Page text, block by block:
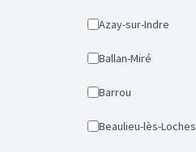
Azay-sur-Indre
Ballan-Miré
Barrou
Beaulieu-lès-Loches